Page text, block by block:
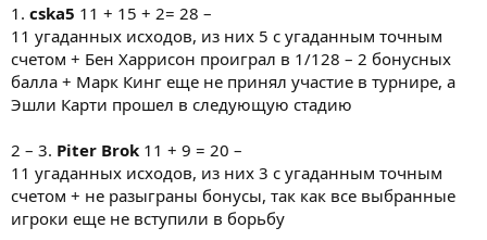
1. cska5 11 + 15 + 2= 28 –
11 угаданных исходов, из них 5 с угаданным точным
счетом + Бен Харрисон проиграл в 1/128 – 2 бонусных
балла + Марк Кинг еще не принял участие в турнире, а
Эшли Карти прошел в следующую стадию
2 – 3. Piter Brok 11 + 9 = 20 –
11 угаданных исходов, из них 3 с угаданным точным
счетом + не разыграны бонусы, так как все выбранные
игроки еще не вступили в борьбу